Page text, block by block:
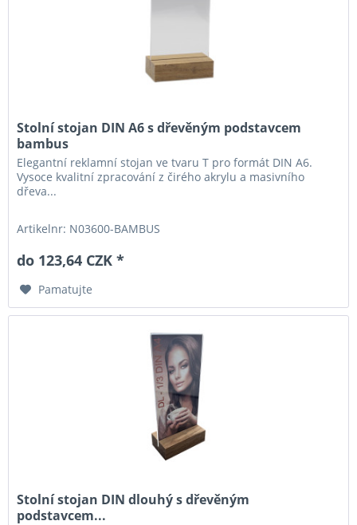
Stolní stojan DIN A6 s dřevěným podstavcem
bambus
Elegantní reklamní stojan ve tvaru T pro formát DIN A6.
Vysoce kvalitní zpracování z čirého akrylu a masivního
dřeva...
Artikelnr: N03600-BAMBUS
do 123,64 CZK *
Pamatujte
Stolní stojan DIN dlouhý s dřevěným
podstavcem...